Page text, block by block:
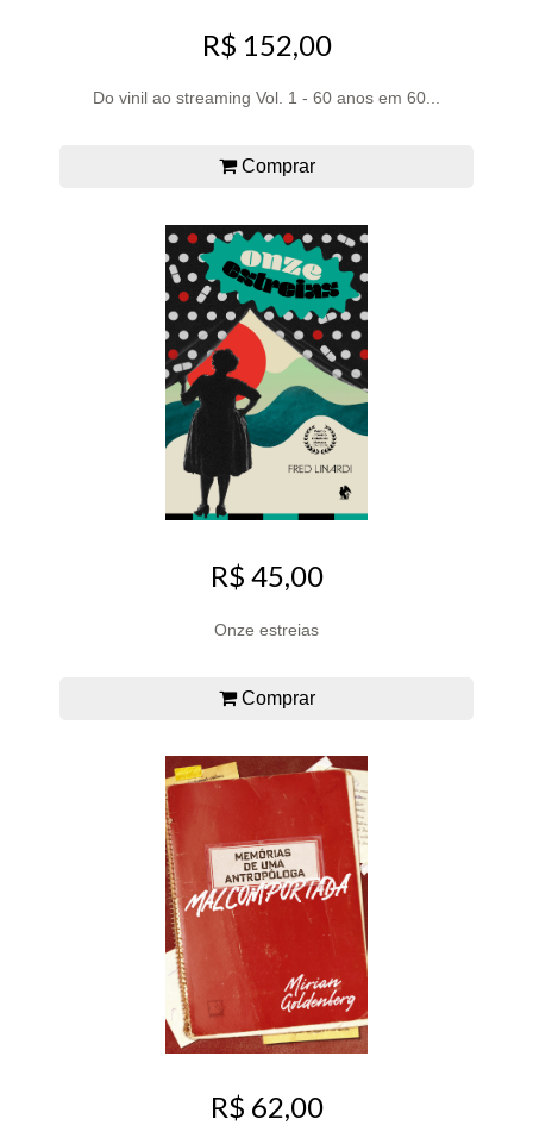
R$ 152,00
Do vinil ao streaming Vol. 1 - 60 anos em 60...
Comprar
R$ 45,00
Onze estreias
Comprar
R$ 62,00